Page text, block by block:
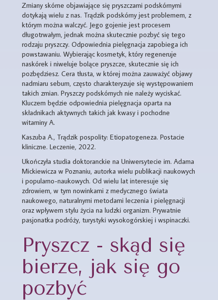
Zmiany skórne objawiające się pryszczami podskórnymi
dotykają wielu z nas. Trądzik podskórny jest problemem, z
którym można walczyć. Jego gojenie jest procesem
długotrwałym, jednak można skutecznie pozbyć się tego
rodzaju pryszczy. Odpowiednia pielęgnacja zapobiega ich
powstawaniu. Wybierając kosmetyk, który regeneruje
naskórek i niweluje bolące pryszcze, skutecznie się ich
pozbędziesz. Cera tłusta, w której można zauważyć objawy
nadmiaru sebum, często charakteryzuje się występowaniem
takich zmian. Pryszczy podskórnych nie należy wyciskać.
Kluczem będzie odpowiednia pielęgnacja oparta na
składnikach aktywnych takich jak kwasy i pochodne
witaminy A.
Kaszuba A., Trądzik pospolity: Etiopatogeneza. Postacie
kliniczne. Leczenie, 2022.
Ukończyła studia doktoranckie na Uniwersytecie im. Adama
Mickiewicza w Poznaniu, autorka wielu publikacji naukowych
i popularno-naukowych. Od wielu lat interesuje się
zdrowiem, w tym nowinkami z medycznego świata
naukowego, naturalnymi metodami leczenia i pielęgnacji
oraz wpływem stylu życia na ludzki organizm. Prywatnie
pasjonatka podróży, turystyki wysokogórskiej i wspinaczki.
Pryszcz - skąd się
bierze, jak się go
pozbyć